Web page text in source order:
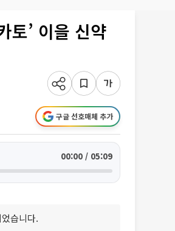
토’ 이을 신약
구글 선호매체 추가
00:00 / 05:09
습니다.